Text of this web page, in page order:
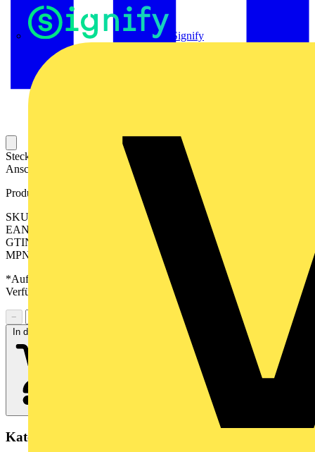
Signify
Steckbarer Leiterplatten-Anschluss mit innovatiever
Anschlusstechnologie für eine sichere und intuitive Handhabung.
Produktkennzeichen
SKU: 2649230000
EAN: 04050118637748
GTIN: 04050118637748
MPN: CH 5.08/09/90 3.9SN GN BX
*Auf Anfrage verfügbar - bitte in den Warenkorb legen, um
Verfügbarkeit zu prüfen
−
In den Warenkorb
Kategorien